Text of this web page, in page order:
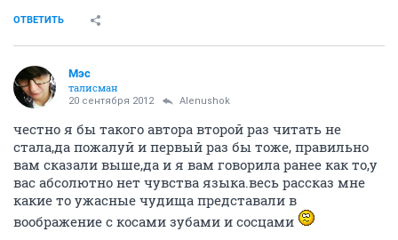
ОТВЕТИТЬ
Мэс
талисман
20 сентября 2012 Alenushok
честно я бы такого автора второй раз читать не
стала,да пожалуй и первый раз бы тоже, правильно
вам сказали выше,да и я вам говорила ранее как то,у
вас абсолютно нет чувства языка.весь рассказ мне
какие то ужасные чудища представали в
воображение с косами зубами и сосцами